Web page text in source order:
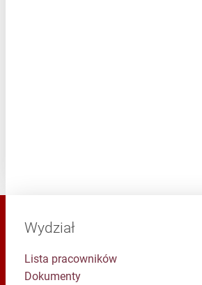
Wydział
Lista pracowników
Dokumenty